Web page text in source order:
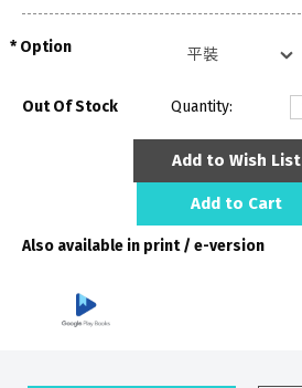
Option
Out Of Stock Quantity:
Add to Wish List
Add to Cart
Also available in print / e-version